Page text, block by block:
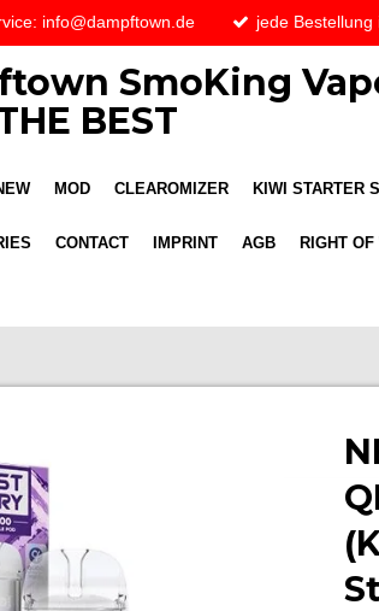
info@dampftown.de jede Bestellung
SmoKing
BEST
MOD CLEAROMIZER KIWI STARTER
CONTACT IMPRINT AGB RIGHT